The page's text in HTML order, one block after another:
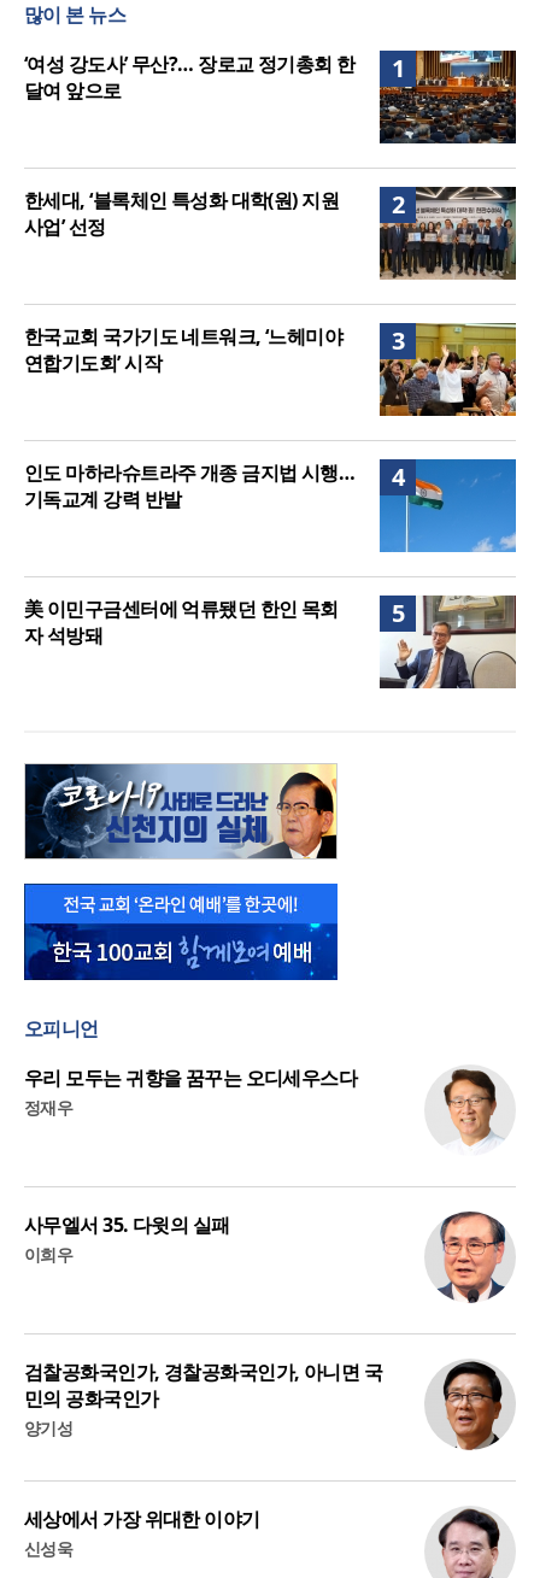
강력 반발
[최원호 목사의 영혼의 양식 63] 말씀은 같은데 왜 열
美 이민구금센터에 억류됐던 한인 목회자 석방돼
많이 본 뉴스
1
‘여성 강도사’ 무산?… 장로교 정기총회 한
달여 앞으로
2
한세대, ‘블록체인 특성화 대학(원) 지원
사업’ 선정
3
한국교회 국가기도 네트워크, ‘느헤미야
연합기도회’ 시작
4
인도 마하라슈트라주 개종 금지법 시행…
기독교계 강력 반발
5
美 이민구금센터에 억류됐던 한인 목회
자 석방돼
오피니언
우리 모두는 귀향을 꿈꾸는 오디세우스다
정재우
사무엘서 35. 다윗의 실패
이희우
검찰공화국인가, 경찰공화국인가, 아니면 국
민의 공화국인가
양기성
세상에서 가장 위대한 이야기
신성욱